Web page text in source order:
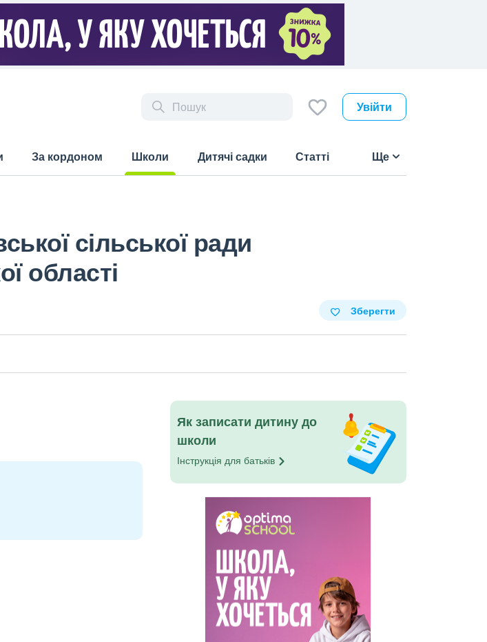
Увійти
За кордоном
Школи
Дитячі садки Статті Ще
сільської ради
області
Зберегти
Як записати дитину до
школи
Інструкція для батьків